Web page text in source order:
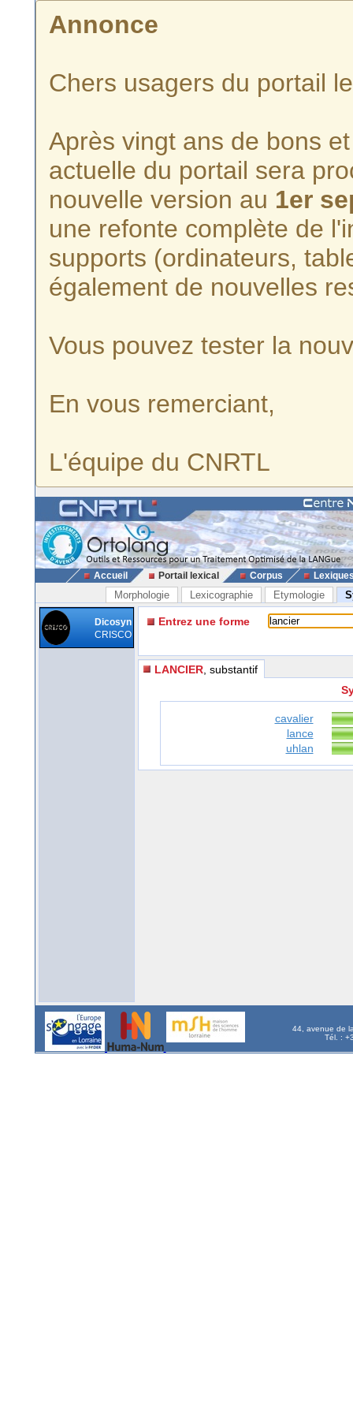
Annonce
Chers usagers du portail
Après vingt ans de bons
actuelle du portail sera
nouvelle version au 1er
une refonte complète de
supports (ordinateurs,
également de nouvelles
Vous pouvez tester la
En vous remerciant,
L'équipe du CNRTL
Accueil Portail lexical Corpus
Morphologie Lexicographie Etymologie
Dicosyn
CRISCO
Entrez une forme
LANCIER , substantif
cavalier
lance
uhlan
44, avenue de
Tél. :